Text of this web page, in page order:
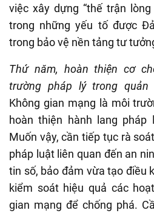
việc xây dựng “thế trận
trong những yếu tố được
trong bảo vệ nền tảng tư
Thứ năm, hoàn thiện cơ
trường pháp lý trong quản
Không gian mạng là môi
hoàn thiện hành lang
Muốn vậy, cần tiếp tục rà
pháp luật liên quan đến an
tin số, bảo đảm vừa tạo điều
kiểm soát hiệu quả các
gian mạng để chống phá.